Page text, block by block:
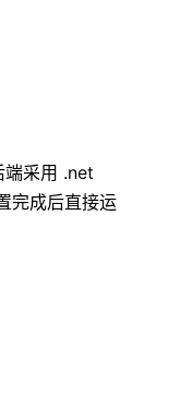
采用 .net
完成后直接运